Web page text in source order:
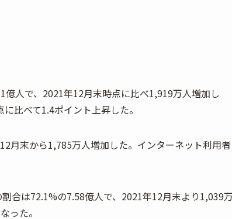
人で、2021年12月末時点に比べ1,919万人増加し
比べて1.4ポイント上昇した。
月末から1,785万人増加した。インターネット利用者
合は72.1%の7.58億人で、2021年12月末より1,039
った。